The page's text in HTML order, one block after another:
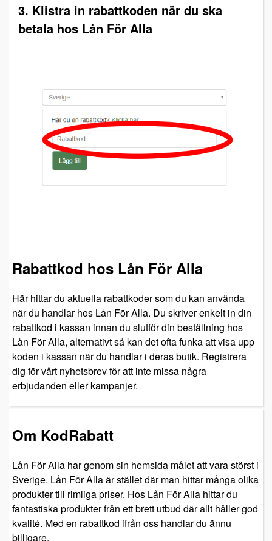
3. Klistra in rabattkoden när du ska
betala hos Lån För Alla
Rabattkod hos Lån För Alla
Här hittar du aktuella rabattkoder som du kan använda
när du handlar hos Lån För Alla. Du skriver enkelt in din
rabattkod i kassan innan du slutför din beställning hos
Lån För Alla, alternativt så kan det ofta funka att visa upp
koden i kassan när du handlar i deras butik. Registrera
dig för vårt nyhetsbrev för att inte missa några
erbjudanden eller kampanjer.
Om KodRabatt
Lån För Alla har genom sin hemsida målet att vara störst i
Sverige. Lån För Alla är stället där man hittar många olika
produkter till rimliga priser. Hos Lån För Alla hittar du
fantastiska produkter från ett brett utbud där allt håller god
kvalité. Med en rabattkod ifrån oss handlar du ännu
billigare.